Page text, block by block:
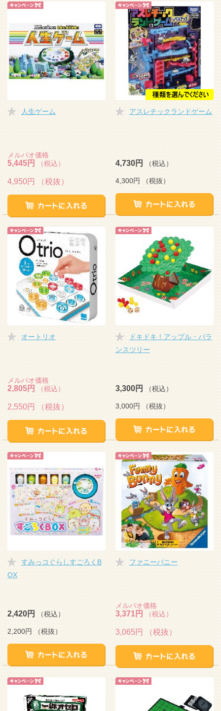
人生ゲーム
メルパオ価格
5,445円 （税込）
4,950円 （税抜）
アスレチックランドゲーム
4,730円 （税込）
4,300円 （税抜）
オートリオ
メルパオ価格
2,805円 （税込）
2,550円 （税抜）
ドキドキ！アップル・バラ
ンスツリー
3,300円 （税込）
3,000円 （税抜）
すみっコぐらしすごろくB
OX
2,420円 （税込）
2,200円 （税抜）
ファニーバニー
メルパオ価格
3,371円 （税込）
3,065円 （税抜）